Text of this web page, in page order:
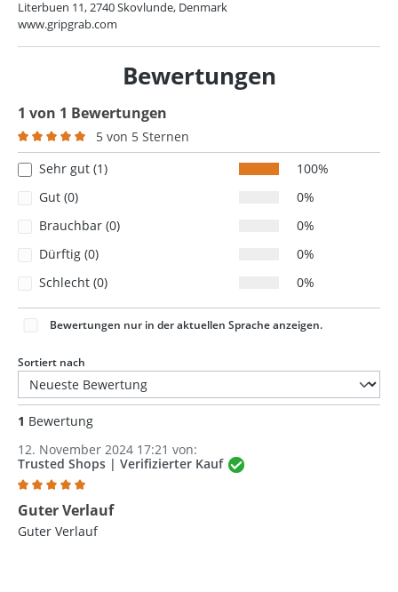
Literbuen 11, 2740 Skovlunde, Denmark
www.gripgrab.com
Bewertungen
1 von 1 Bewertungen
Durchschnittliche Bewertung von 5 von 5 Sternen
5 von 5 Sternen
Sehr gut (1)
100%
Gut (0)
0%
Brauchbar (0)
0%
Dürftig (0)
0%
Schlecht (0)
0%
Bewertungen nur in der aktuellen Sprache anzeigen.
Sortiert nach
1 Bewertung
12. November 2024 17:21 von:
Trusted Shops | Verifizierter Kauf
Bewertung mit 5 von 5 Sternen
Guter Verlauf
Guter Verlauf